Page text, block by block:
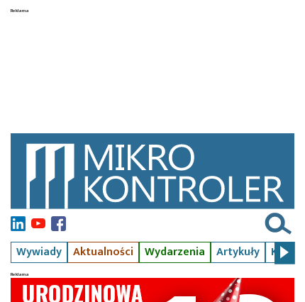
Wywiady Aktualności Wydarzenia Artykuły Kursy